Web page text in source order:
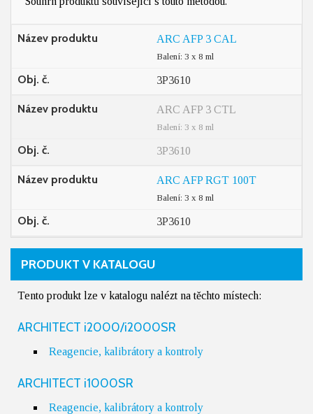
Název produktu ARC AFP 3 CAL
Balení: 3 x 8 ml
Obj. č. 3P3610
Název produktu ARC AFP 3 CTL
Balení: 3 x 8 ml
Obj. č. 3P3610
Název produktu ARC AFP RGT 100T
Balení: 3 x 8 ml
Obj. č. 3P3610
PRODUKT V KATALOGU
Tento produkt lze v katalogu nalézt na těchto místech:
ARCHITECT i2000/i2000SR
Reagencie, kalibrátory a kontroly
ARCHITECT i1000SR
Reagencie, kalibrátory a kontroly